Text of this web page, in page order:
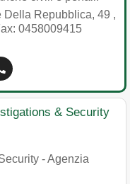
Della Repubblica, 49 ,
0458009415
& Security
- Agenzia